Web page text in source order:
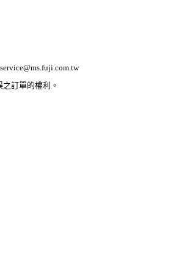
訂單的權利。